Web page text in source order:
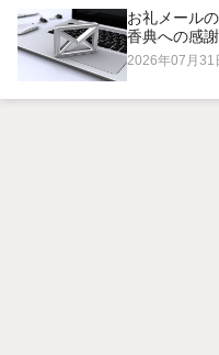
お礼メール
香典への感
2026年07月31